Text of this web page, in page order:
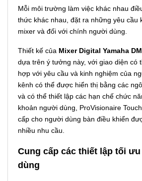
Mỗi môi trường làm việc khác nhau
thức khác nhau, đặt ra những yêu cầu
mixer và đối với chính người dùng.
Thiết kế của Mixer Digital Yamaha
dựa trên ý tưởng này, với giao diện có
hợp với yêu cầu và kinh nghiệm của
kênh có thể được hiển thị bằng các
và có thể thiết lập các hạn chế chức
khoản người dùng, ProVisionaire
cấp cho người dùng bàn điều khiển
nhiều nhu cầu.
Cung cấp các thiết lập tối
dùng